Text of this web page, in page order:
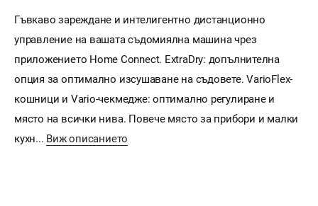
Гъвкаво зареждане и интелигентно дистанционно
управление на вашата съдомиялна машина чрез
приложението Home Connect. ExtraDry: допълнителна
опция за оптимално изсушаване на съдовете. VarioFlex-
кошници и Vario-чекмедже: оптимално регулиране и
място на всички нива. Повече място за прибори и малки
кухн... Виж описанието